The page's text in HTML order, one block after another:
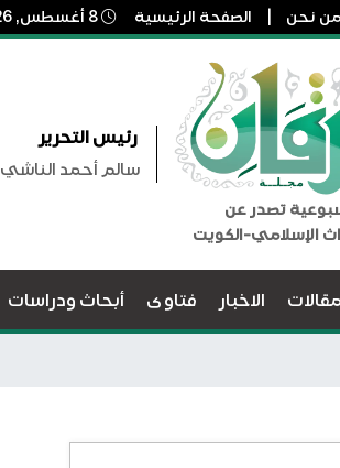
من نحن الصفحة الرئيسية
تصدر عن
الإسلامي-الكويت
رئيس التحرير
سالم أحمد الناشي
الاخبار فتاوى أبحاث ودراسات